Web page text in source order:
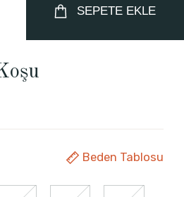
SEPETE EKLE
Beden Tablosu